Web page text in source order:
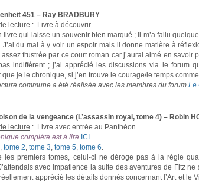
451 – Ray BRADBURY
lecture : Livre à découvrir
livre qui laisse un souvenir bien marqué ; il m’a fallu
J’ai du mal à y voir un espoir mais il donne matière à
assez frustrée par ce court roman car j’aurai aimé en
indifférent ; j’ai apprécié les discussions via le forum
que je le chronique, si j’en trouve le courage/le temps
commune a été réalisée avec les membres du forum Le
de la vengeance (L’assassin royal, tome 4) – Robin
lecture : Livre avec entrée au Panthéon
complète est à lire ICI .
, tome 2, tome 3, tome 5, tome 6.
les premiers tomes, celui-ci ne déroge pas à la règle
avec impatience la suite des aventures de Fitz
apprécié les détails donnés concernant l’Art et le